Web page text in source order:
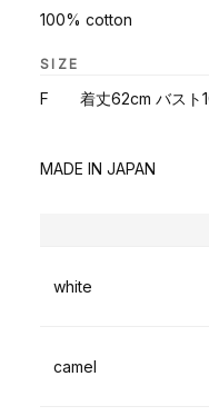
100% cotton
SIZE
F 着丈62cm バスト
MADE IN JAPAN
white
camel